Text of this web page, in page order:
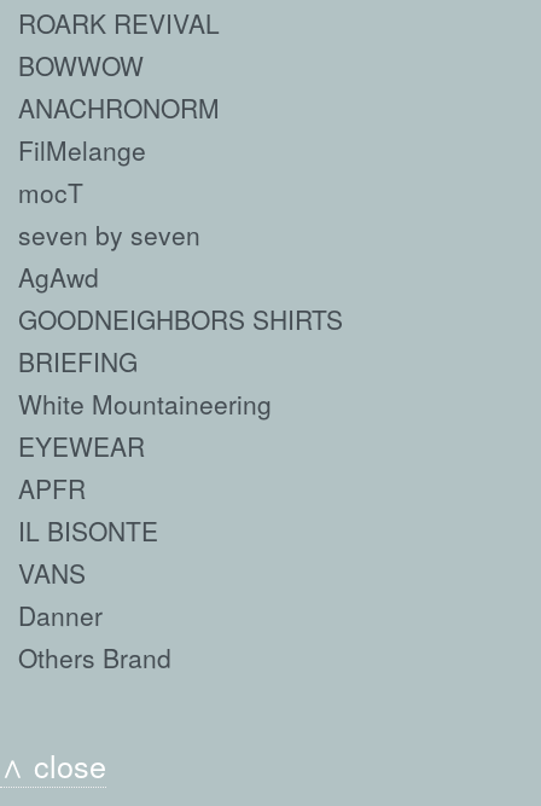
ROARK REVIVAL
BOWWOW
ANACHRONORM
FilMelange
mocT
seven by seven
AgAwd
GOODNEIGHBORS SHIRTS
BRIEFING
White Mountaineering
EYEWEAR
APFR
IL BISONTE
VANS
Danner
Others Brand
∧ close